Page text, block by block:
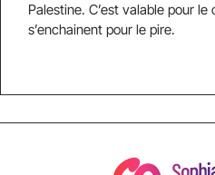
Palestine. C’est valable pour le
s’enchainent pour le pire.